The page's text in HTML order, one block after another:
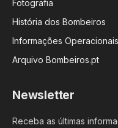
Fotografia
História dos Bombeiros
Informações Operacionais
Arquivo Bombeiros.pt
Newsletter
Receba as últimas